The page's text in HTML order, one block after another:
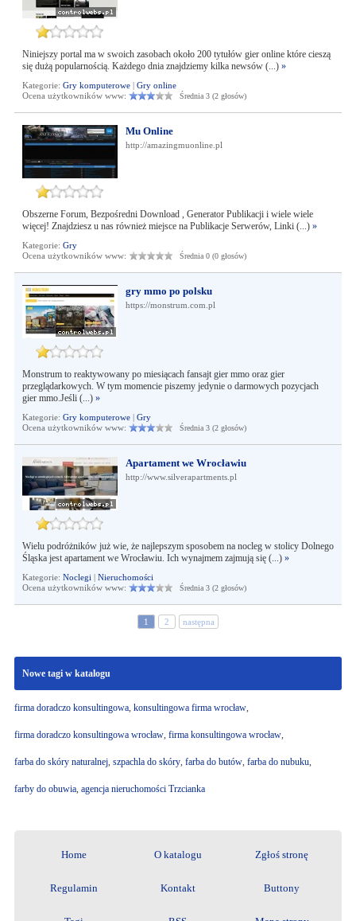
Niniejszy portal ma w swoich zasobach około 200 tytułów gier online które cieszą
się dużą popularnością. Każdego dnia znajdziemy kilka newsów (...) »
Kategorie: Gry komputerowe| Gry online
Ocena użytkowników www:
Średnia 3 (2 głosów)
Mu Online
http://amazingmuonline.pl
Obszerne Forum, Bezpośredni Download , Generator Publikacji i wiele wiele
więcej! Znajdziesz u nas również miejsce na Publikacje Serwerów, Linki (...) »
Kategorie: Gry
Ocena użytkowników www:
Średnia 0 (0 głosów)
gry mmo po polsku
https://monstrum.com.pl
Monstrum to reaktywowany po miesiącach fansajt gier mmo oraz gier
przeglądarkowych. W tym momencie piszemy jedynie o darmowych pozycjach
gier mmo.Jeśli (...) »
Kategorie: Gry komputerowe| Gry
Ocena użytkowników www:
Średnia 3 (2 głosów)
Apartament we Wrocławiu
http://www.silverapartments.pl
Wielu podróżników już wie, że najlepszym sposobem na nocleg w stolicy Dolnego
Śląska jest apartament we Wrocławiu. Ich wynajmem zajmują się (...) »
Kategorie: Noclegi | Nieruchomości
Ocena użytkowników www:
Średnia 3 (2 głosów)
1 2 następna
Nowe tagi w katalogu
firma doradczo konsultingowa, konsultingowa firma wrocław,
firma doradczo konsultingowa wrocław, firma konsultingowa wrocław,
farba do skóry naturalnej, szpachla do skóry, farba do butów, farba do nubuku,
farby do obuwia, agencja nieruchomości Trzcianka
Home O katalogu Zgłoś stronę
Regulamin Kontakt Buttony